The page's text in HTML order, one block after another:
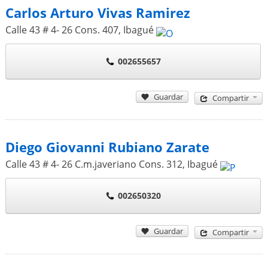
Carlos Arturo Vivas Ramirez
Calle 43 # 4- 26 Cons. 407, Ibagué
002655657
Guardar Compartir
Diego Giovanni Rubiano Zarate
Calle 43 # 4- 26 C.m.javeriano Cons. 312, Ibagué
002650320
Guardar Compartir